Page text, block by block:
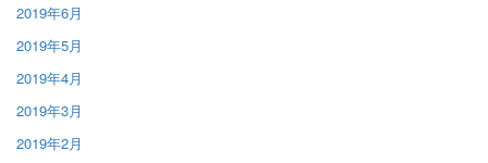
2019年6月
2019年5月
2019年4月
2019年3月
2019年2月